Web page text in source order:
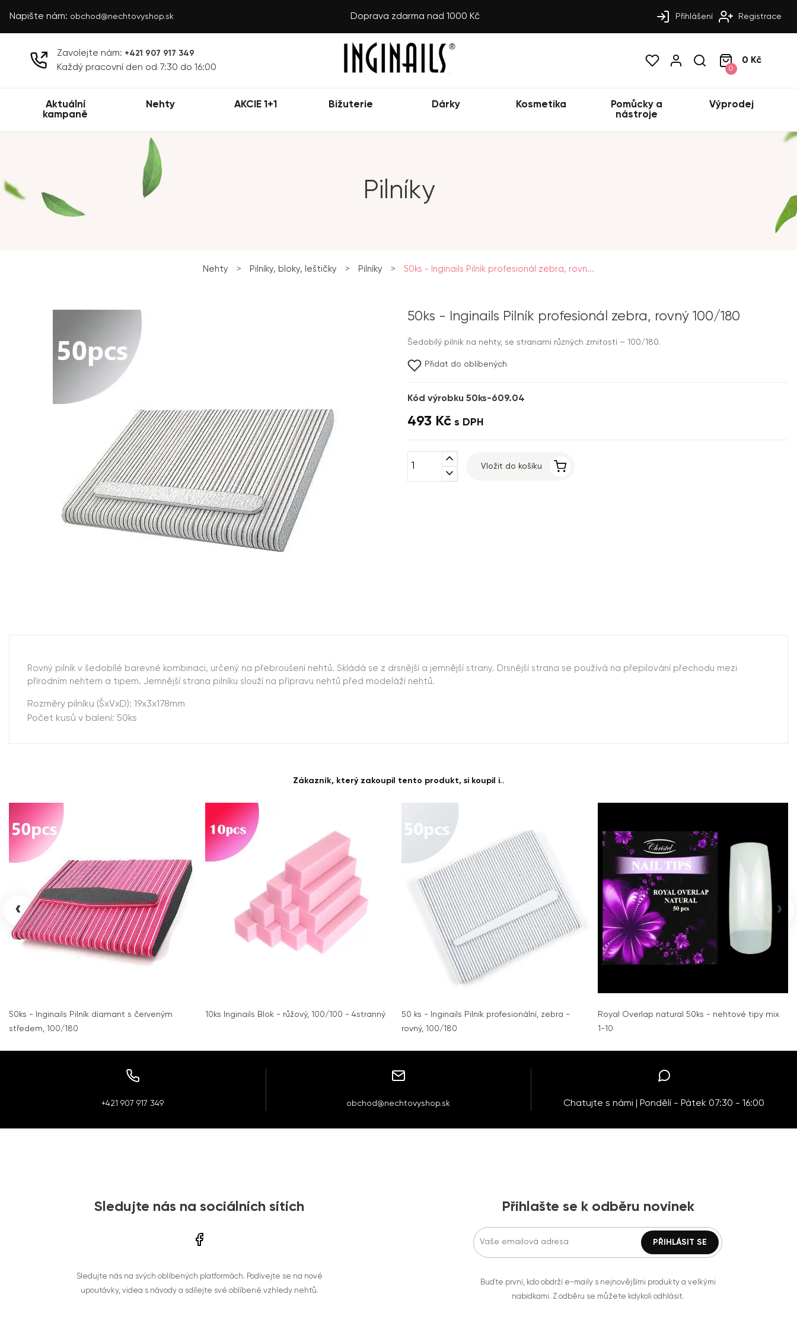
Napište nám: obchod@nechtovyshop.sk Doprava zdarma nad 1000 Kč Přihlášení Registrace
Zavolejte nám: +421 907 917 349
Každý pracovní den od 7:30 do 16:00 0
0 Kč
Aktuální
kampaně
Nehty AKCIE 1+1 Bižuterie Dárky Kosmetika
Pomůcky a
nástroje
Výprodej
Pilníky
Nehty > Pilníky, bloky, leštičky > Pilníky > 50ks - Inginails Pilník profesionál zebra, rovn...
50ks - Inginails Pilník profesionál zebra, rovný 100/180
Šedobílý pilník na nehty, se stranami různých zrnitostí – 100/180.
Přidat do oblíbených
Kód výrobku 50ks-609.04
493 Kč s DPH
expand_less
expand_more
Vložit do košíku
Rovný pilník v šedobílé barevné kombinaci, určený na přebroušení nehtů. Skládá se z drsnější a jemnější strany. Drsnější strana se používá na přepilování přechodu mezi
přírodním nehtem a tipem. Jemnější strana pilníku slouží na přípravu nehtů před modeláží nehtů.
Rozměry pilníku (ŠxVxD): 19x3x178mm
Počet kusů v balení: 50ks
Zákazník, který zakoupil tento produkt, si koupil i..
50ks - Inginails Pilník diamant s červeným
středem, 100/180
10ks Inginails Blok - růžový, 100/100 - 4stranný
50 ks - Inginails Pilník profesionální, zebra -
rovný, 100/180
Royal Overlap natural 50ks - nehtové tipy mix
1-10
‹ ›
+421 907 917 349 obchod@nechtovyshop.sk Chatujte s námi | Pondělí - Pátek 07:30 - 16:00
Sledujte nás na sociálních sítích
Sledujte nás na svých oblíbených platformách. Podívejte se na nové
upoutávky, videa s návody a sdílejte své oblíbené vzhledy nehtů.
Přihlašte se k odběru novinek
Buďte první, kdo obdrží e-maily s nejnovějšími produkty a velkými
nabídkami. Z odběru se můžete kdykoli odhlásit.